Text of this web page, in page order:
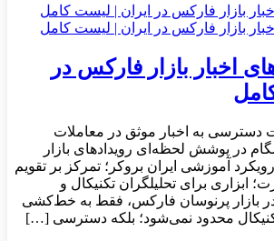
اخبار بازار فارکس در
به اخبار موثق در معاملات
در پوشش لحظه‌ای رویدادهای بازار
آموزشی ایران بروکر؛ تمرکز بر تقویم
ابزاری برای تحلیلگران تکنیکال و
بازار پرنوسان فارکس، فقط به خط‌کشی
محدود نمی‌شود؛ بلکه دسترسی […]